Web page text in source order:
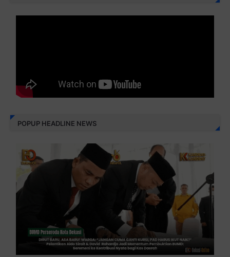
POPUP HEADLINE NEWS